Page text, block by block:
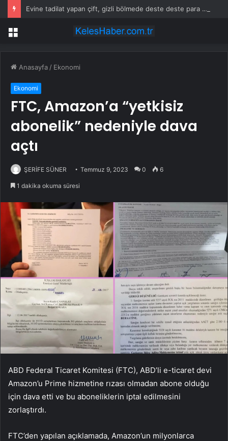
Evine tadilat yapan çift, gizli bölmede deste deste para buldu
Menü
Anasayfa / Ekonomi
Ekonomi
FTC, Amazon’a “yetkisiz
abonelik” nedeniyle dava
açtı
ŞERİFE SÜNER Temmuz 9, 2023 0 6
1 dakika okuma süresi
ABD Federal Ticaret Komitesi (FTC), ABD’li e-ticaret devi
Amazon’u Prime hizmetine rızası olmadan abone olduğu
için dava etti ve bu aboneliklerin iptal edilmesini
zorlaştırdı.
FTC’den yapılan açıklamada, Amazon’un milyonlarca